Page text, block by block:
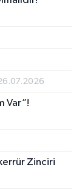
Var”!
Zinciri